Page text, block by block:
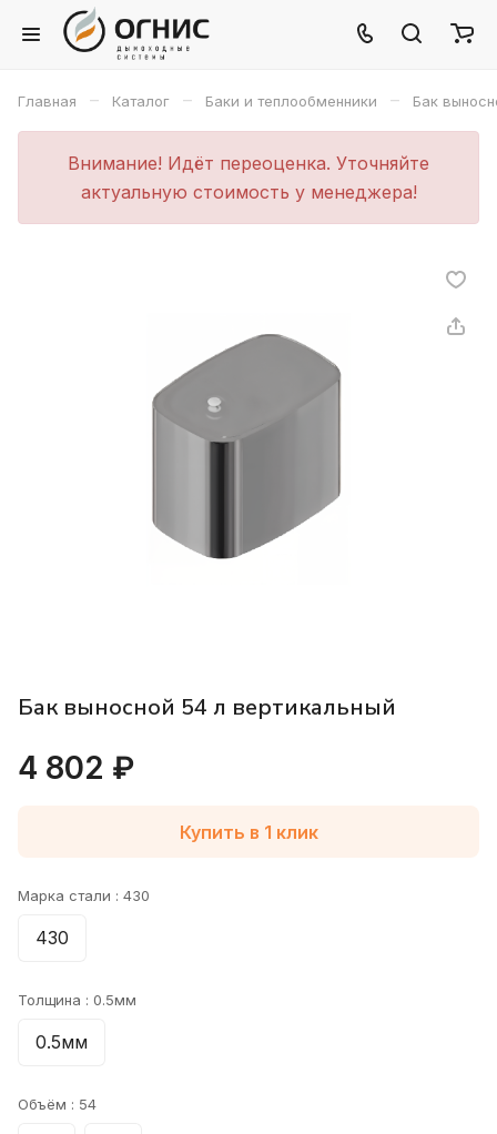
Главная – Каталог – Баки и теплообменники – Бак
Внимание! Идёт переоценка. Уточняйте
актуальную стоимость у менеджера!
Бак выносной 54 л вертикальный
4 802 ₽
Купить в 1 клик
Марка стали : 430
430
Толщина : 0.5мм
0.5мм
Объём : 54